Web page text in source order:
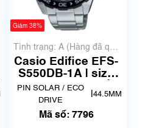
Giảm 38%
Tình trạng: A (Hàng đã qua
sử dụng nhưng rất đẹp,
không có xước)
Casio Edifice EFS-
S550DB-1A | size
44.5mm | Mã số
7796
PIN SOLAR / ECO
DRIVE
44.5MM
Mã số: 7796